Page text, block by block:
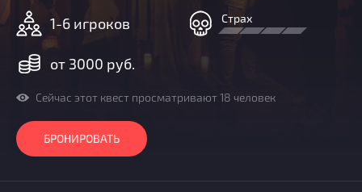
Новости
Добавить квест
Партнерам
1-6 игроков
от 3000 руб.
Страх
Сейчас этот квест просматривают 18 человек
БРОНИРОВАТЬ